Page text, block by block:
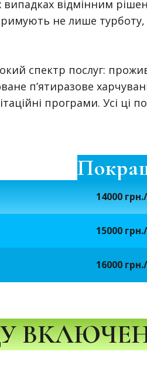
випадках відмінним
не лише
спектр послуг:
п’ятиразове
програми. Усі ці
14000
15000
16000